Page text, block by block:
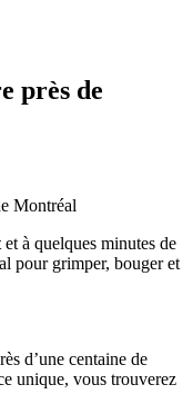
près de
Montréal
et à quelques minutes de
pour grimper, bouger et
d’une centaine de
unique, vous trouverez